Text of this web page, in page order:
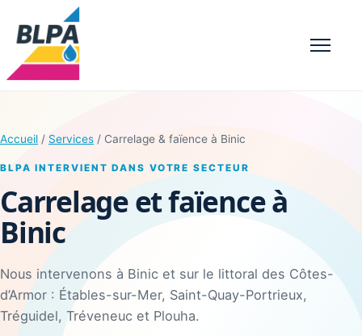
Accueil / Services / Carrelage & faïence à Binic
BLPA INTERVIENT DANS VOTRE SECTEUR
Carrelage et faïence à
Binic
Nous intervenons à Binic et sur le littoral des Côtes-
d’Armor : Étables-sur-Mer, Saint-Quay-Portrieux,
Tréguidel, Tréveneuc et Plouha.